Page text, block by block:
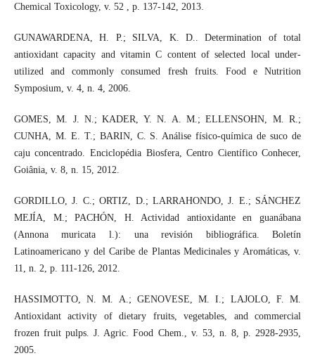
Chemical Toxicology, v. 52 , p. 137-142, 2013.
GUNAWARDENA, H. P.; SILVA, K. D.. Determination of total
antioxidant capacity and vitamin C content of selected local under-
utilized and commonly consumed fresh fruits. Food e Nutrition
Symposium, v. 4, n. 4, 2006.
GOMES, M. J. N.; KADER, Y. N. A. M.; ELLENSOHN, M. R.;
CUNHA, M. E. T.; BARIN, C. S. Análise físico-química de suco de
caju concentrado. Enciclopédia Biosfera, Centro Científico Conhecer,
Goiânia, v. 8, n. 15, 2012.
GORDILLO, J. C.; ORTIZ, D.; LARRAHONDO, J. E.; SÁNCHEZ
MEJÍA, M.; PACHÓN, H. Actividad antioxidante en guanábana
(Annona muricata l.): una revisión bibliográfica. Boletín
Latinoamericano y del Caribe de Plantas Medicinales y Aromáticas, v.
11, n. 2, p. 111-126, 2012.
HASSIMOTTO, N. M. A.; GENOVESE, M. I.; LAJOLO, F. M.
Antioxidant activity of dietary fruits, vegetables, and commercial
frozen fruit pulps. J. Agric. Food Chem., v. 53, n. 8, p. 2928-2935,
2005.